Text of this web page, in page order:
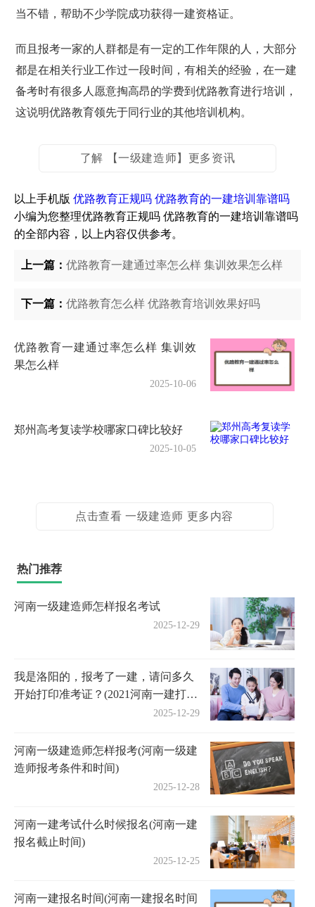
当不错，帮助不少学院成功获得一建资格证。
而且报考一家的人群都是有一定的工作年限的人，大部分
都是在相关行业工作过一段时间，有相关的经验，在一建
备考时有很多人愿意掏高昂的学费到优路教育进行培训，
这说明优路教育领先于同行业的其他培训机构。
了解 【一级建造师】更多资讯
以上手机版 优路教育正规吗 优路教育的一建培训靠谱吗
小编为您整理优路教育正规吗 优路教育的一建培训靠谱吗
的全部内容，以上内容仅供参考。
上一篇： 优路教育一建通过率怎么样 集训效果怎么样
下一篇： 优路教育怎么样 优路教育培训效果好吗
优路教育一建通过率怎么样 集训效
果怎么样
2025-10-06
郑州高考复读学校哪家口碑比较好
2025-10-05
点击查看 一级建造师 更多内容
热门推荐
河南一级建造师怎样报名考试
2025-12-29
我是洛阳的，报考了一建，请问多久
开始打印准考证？(2021河南一建打印
2025-12-29
河南一级建造师怎样报考(河南一级建
造师报考条件和时间)
2025-12-28
河南一建考试什么时候报名(河南一建
报名截止时间)
2025-12-25
河南一建报名时间(河南一建报名时间